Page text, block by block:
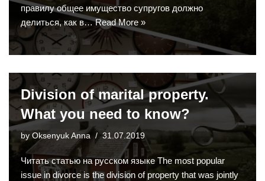
правилу общее имущество супругов должно
делиться, как в…Read More »
Division of marital property.
What you need to know?
by Oksenyuk Anna 31.07.2019
Читать статью на русском языке The most popular
issue in divorce is the division of property that was jointly